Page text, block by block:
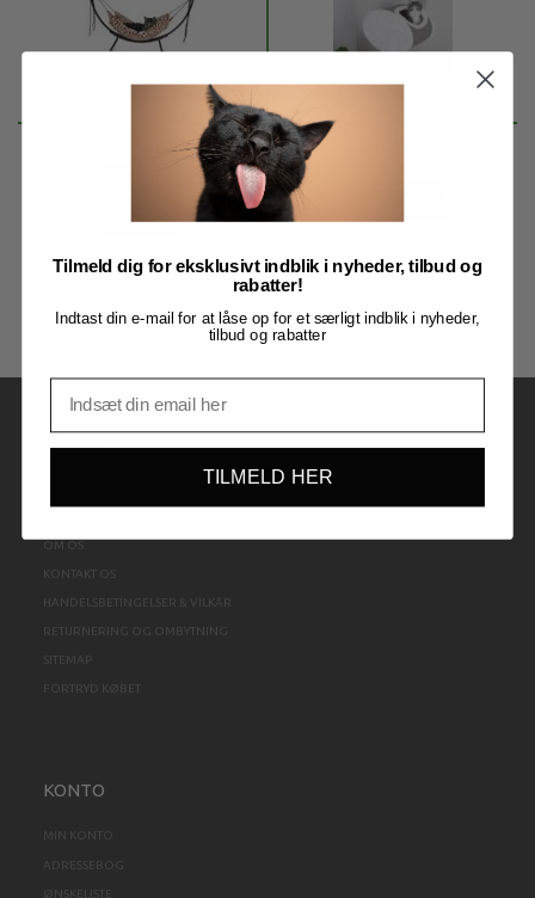
Senge - Kurve - Huler
Liggepladser til radiator Tæpper
OM OS
KONTAKT OS
HANDELSBETINGELSER & VILKÅR
RETURNERING OG OMBYTNING
SITEMAP
FORTRYD KØBET
KONTO
MIN KONTO
ADRESSEBOG
ØNSKELISTE
Tilmeld dig for eksklusivt indblik i nyheder, tilbud og
rabatter!
Indtast din e-mail for at låse op for et særligt indblik i nyheder,
tilbud og rabatter
TILMELD HER